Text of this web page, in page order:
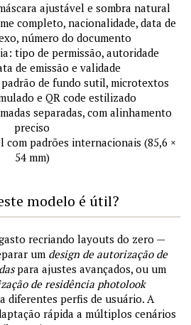
ajustável e sombra natural
completo, nacionalidade, data de
número do documento
tipo de permissão, autoridade
de emissão e validade
de fundo sutil, microtextos
e QR code estilizado
separadas, com alinhamento
preciso
com padrões internacionais (85,6 ×
54 mm)
modelo é útil?
recriando layouts do zero —
um design de autorização de
para ajustes avançados, ou um
de residência photolook
diferentes perfis de usuário. A
rápida a múltiplos cenários